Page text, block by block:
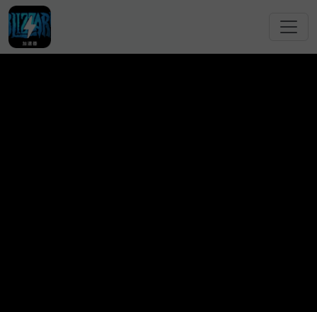
跳转到主要内容